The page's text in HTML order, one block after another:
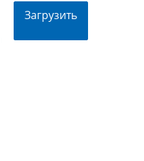
Загрузить